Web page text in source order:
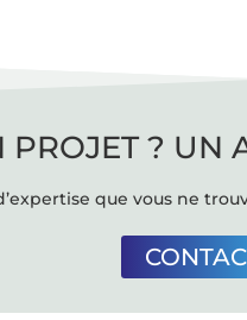
? UN
que vous ne